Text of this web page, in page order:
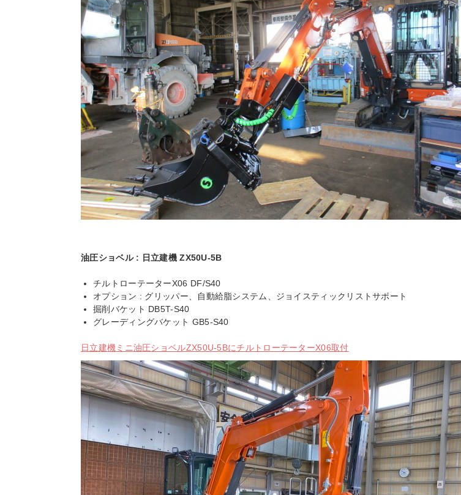
油圧ショベル : 日立建機 ZX50U-5B
チルトローテーターX06 DF/S40
オプション : グリッパー、自動給脂システム、ジョイスティックリストサポート
掘削バケット DB5T-S40
グレーディングバケット GB5-S40
日立建機ミニ油圧ショベルZX50U-5BにチルトローテーターX06取付